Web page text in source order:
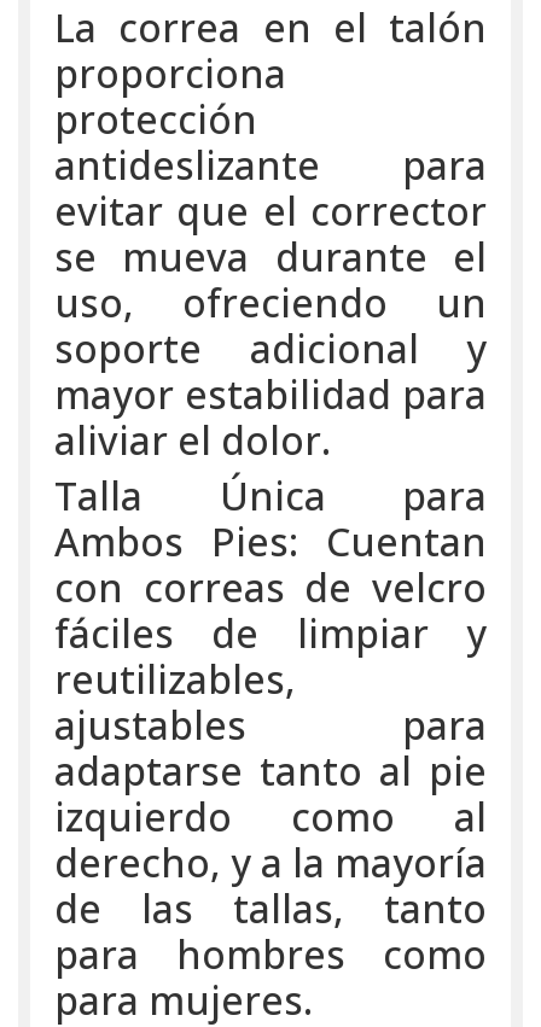
La correa en el talón
proporciona
protección
antideslizante para
evitar que el corrector
se mueva durante el
uso, ofreciendo un
soporte adicional y
mayor estabilidad para
aliviar el dolor.
Talla Única para
Ambos Pies: Cuentan
con correas de velcro
fáciles de limpiar y
reutilizables,
ajustables para
adaptarse tanto al pie
izquierdo como al
derecho, y a la mayoría
de las tallas, tanto
para hombres como
para mujeres.